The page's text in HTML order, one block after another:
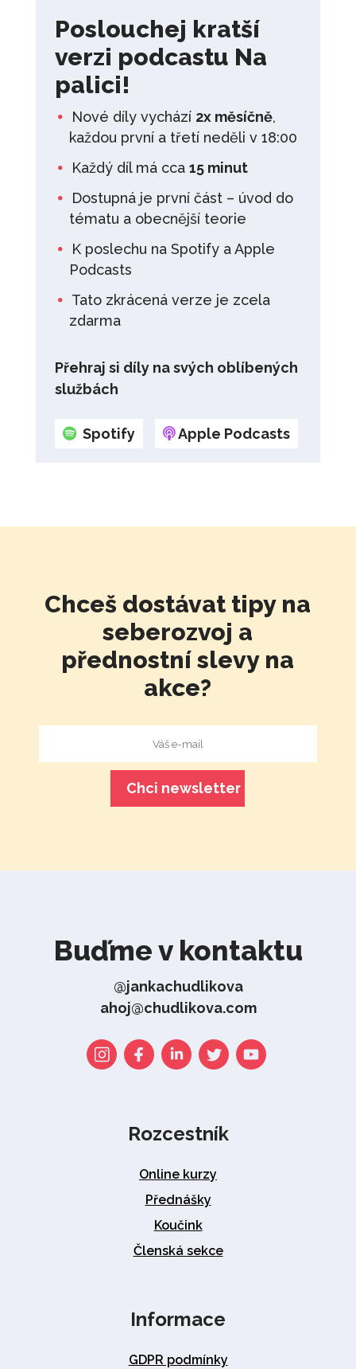
Poslouchej kratší
verzi podcastu Na
palici!
Nové díly vychází 2x měsíčně,
každou první a třetí neděli v 18:00
Každý díl má cca15 minut
Dostupná je první část – úvod do
tématu a obecnější teorie
K poslechu na Spotify a Apple
Podcasts
Tato zkrácená verze je zcela
zdarma
Přehraj si díly na svých oblíbených
službách
Spotify Apple Podcasts
Chceš dostávat tipy na
seberozvoj a
přednostní slevy na
akce?
Buďme v kontaktu
@jankachudlikova
ahoj@chudlikova.com
Rozcestník
Online kurzy
Přednášky
Koučink
Členská sekce
Informace
GDPR podmínky